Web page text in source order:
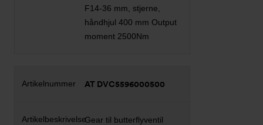
F14-36 mm, stjerne,
håndhjul 400 mm Output
moment 2500Nm
AT DVC5596000500
Gear til butterflyventil